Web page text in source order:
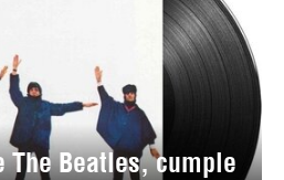
The Beatles, cumple